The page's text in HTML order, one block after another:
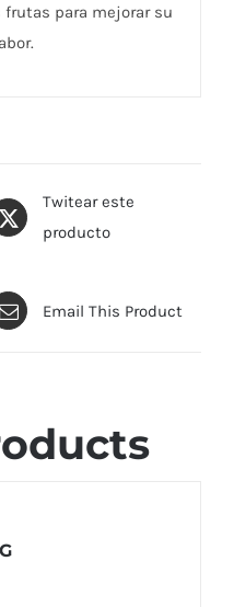
frutas para mejorar su
Twitear este
producto
Email This Product